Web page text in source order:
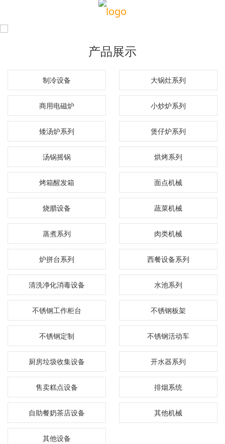
产品展示
制冷设备 大锅灶系列
商用电磁炉 小炒炉系列
矮汤炉系列 煲仔炉系列
汤锅摇锅 烘烤系列
烤箱醒发箱 面点机械
烧腊设备 蔬菜机械
蒸煮系列 肉类机械
炉拼台系列 西餐设备系列
清洗净化消毒设备 水池系列
不锈钢工作柜台 不锈钢板架
不锈钢定制 不锈钢活动车
厨房垃圾收集设备 开水器系列
售卖糕点设备 排烟系统
自助餐奶茶店设备 其他机械
其他设备